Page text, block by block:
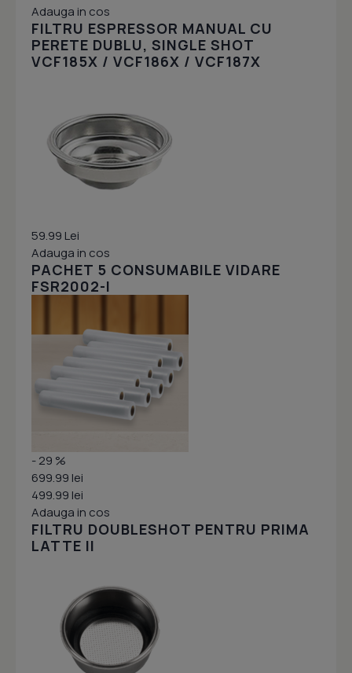
Adauga in cos
FILTRU ESPRESSOR MANUAL CU
PERETE DUBLU, SINGLE SHOT
VCF185X / VCF186X / VCF187X
59.99 Lei
Adauga in cos
PACHET 5 CONSUMABILE VIDARE
FSR2002-I
- 29 %
699.99 lei
499.99 lei
Adauga in cos
FILTRU DOUBLESHOT PENTRU PRIMA
LATTE II